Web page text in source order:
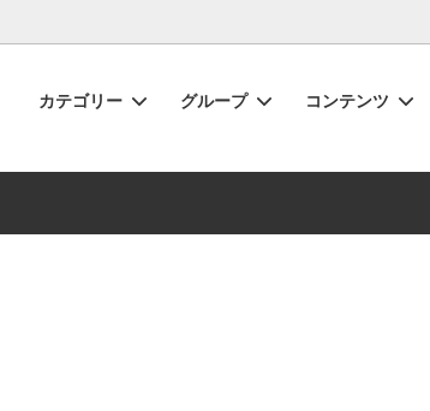
カテゴリー グループ コンテンツ
outside of Japan!